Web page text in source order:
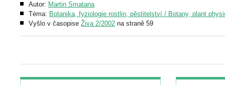
Autor: Martin Smatana
Téma: Botanika, fyziologie rostlin, pěstitelství / Botany, plant
Vyšlo v časopise Živa 2/2002 na straně 59